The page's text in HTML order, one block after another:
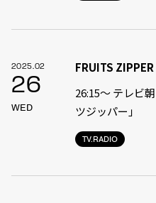
2025.02
26
WED
TV.RADIO
FRUITS ZIPPER
26:15～ テレビ
ツジッパー」